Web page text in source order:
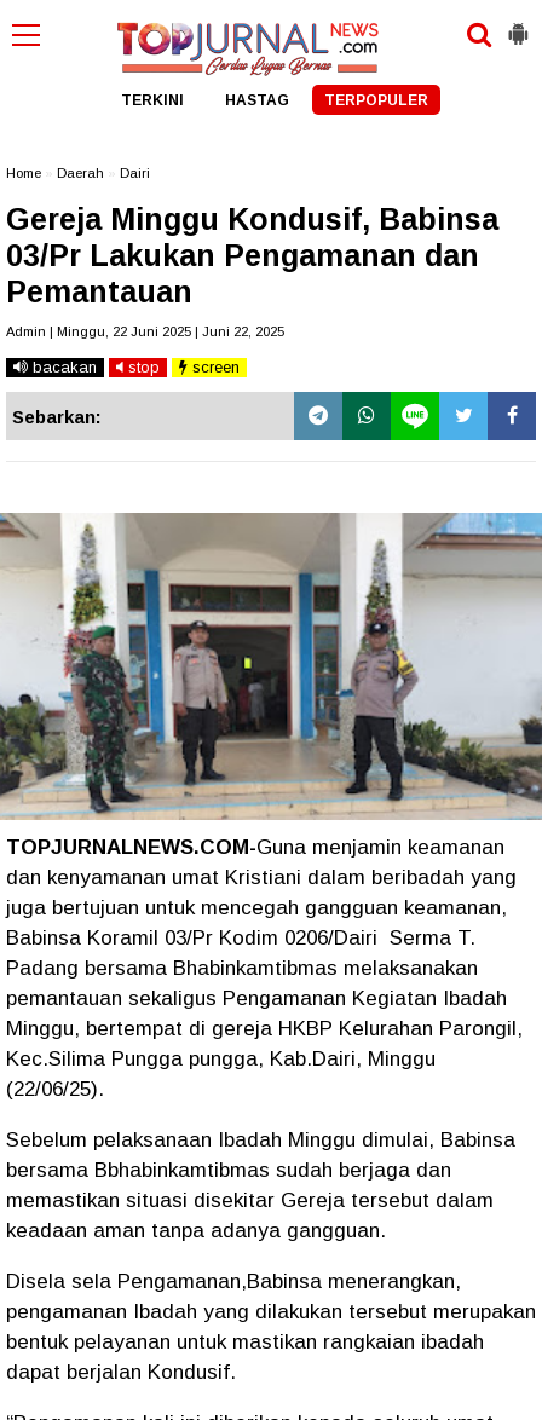
TERKINI HASTAG TERPOPULER
Home Daerah Dairi
Gereja Minggu Kondusif, Babinsa
03/Pr Lakukan Pengamanan dan
Pemantauan
Admin | Minggu, 22 Juni 2025 | Juni 22, 2025
bacakan stop screen
Sebarkan:
TOPJURNALNEWS.COM-Guna menjamin keamanan
dan kenyamanan umat Kristiani dalam beribadah yang
juga bertujuan untuk mencegah gangguan keamanan,
Babinsa Koramil 03/Pr Kodim 0206/Dairi Serma T.
Padang bersama Bhabinkamtibmas melaksanakan
pemantauan sekaligus Pengamanan Kegiatan Ibadah
Minggu, bertempat di gereja HKBP Kelurahan Parongil,
Kec.Silima Pungga pungga, Kab.Dairi, Minggu
(22/06/25).
Sebelum pelaksanaan Ibadah Minggu dimulai, Babinsa
bersama Bbhabinkamtibmas sudah berjaga dan
memastikan situasi disekitar Gereja tersebut dalam
keadaan aman tanpa adanya gangguan.
Disela sela Pengamanan,Babinsa menerangkan,
pengamanan Ibadah yang dilakukan tersebut merupakan
bentuk pelayanan untuk mastikan rangkaian ibadah
dapat berjalan Kondusif.